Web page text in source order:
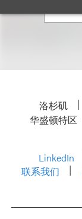
洛杉矶
华盛顿特区
LinkedIn
联系我们